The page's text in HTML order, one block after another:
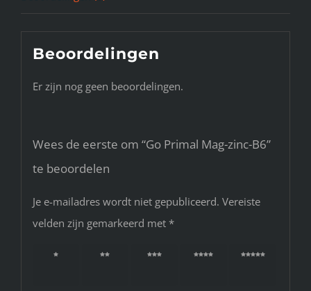
Beoordelingen
Er zijn nog geen beoordelingen.
Wees de eerste om “Go Primal Mag-zinc-B6”
te beoordelen
Je e-mailadres wordt niet gepubliceerd. Vereiste
velden zijn gemarkeerd met *
1 van 2 van 3 van 4 van 5 van